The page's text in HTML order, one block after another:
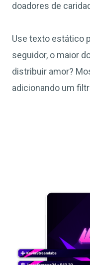
doadores de
Use texto estático
seguidor, o maior
distribuir amor?
adicionando um